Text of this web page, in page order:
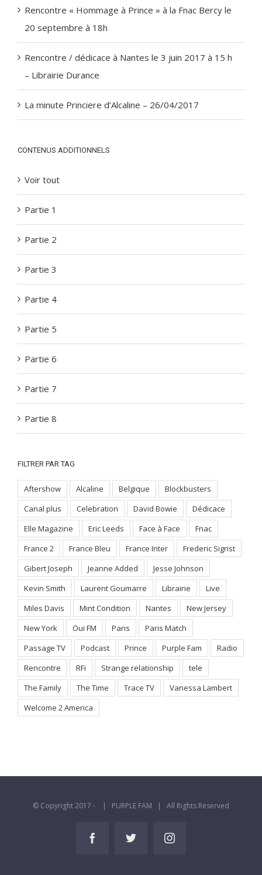
Rencontre « Hommage à Prince » à la Fnac Bercy le
20 septembre à 18h
Rencontre / dédicace à Nantes le 3 juin 2017 à 15 h
– Librairie Durance
La minute Princiere d’Alcaline – 26/04/2017
CONTENUS ADDITIONNELS
Voir tout
Partie 1
Partie 2
Partie 3
Partie 4
Partie 5
Partie 6
Partie 7
Partie 8
FILTRER PAR TAG
Aftershow Alcaline Belgique
Blockbusters
Canal plus
Celebration David Bowie
Dédicace
Elle Magazine
Eric Leeds Face à Face
Fnac
France 2
France Bleu France Inter
Frederic Sigrist
Gibert Joseph
Jeanne Added
Jesse Johnson
Kevin Smith
Laurent Goumarre Librairie
Live
Miles Davis
Mint Condition Nantes
New Jersey
New York
Oui FM Paris
Paris Match
Passage TV
Podcast Prince Purple Fam
Radio
Rencontre
RFi Strange relationship
tele
The Family
The Time Trace TV
Vanessa Lambert
Welcome 2 America
© Copyright 2017 - | PURPLE FAM | All Rights Reserved
FacebookTwitter Instagram